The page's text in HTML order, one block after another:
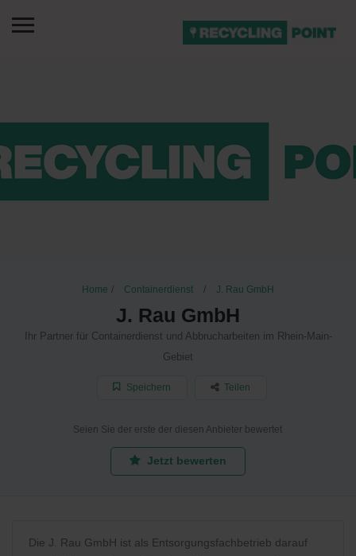
Home Containerdienst J. Rau GmbH
J. Rau GmbH
Ihr Partner für Containerdienst und Abbrucharbeiten im Rhein-Main-
Gebiet
Speichern Teilen
Seien Sie der erste der diesen Anbieter bewertet
Jetzt bewerten
Die J. Rau GmbH ist als Entsorgungsfachbetrieb darauf